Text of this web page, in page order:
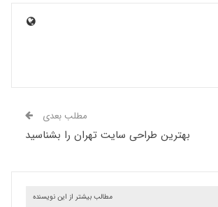
مطلب بعدی
بهترین طراحی سایت تهران را بشناسید
مطالب بیشتر از این نویسنده